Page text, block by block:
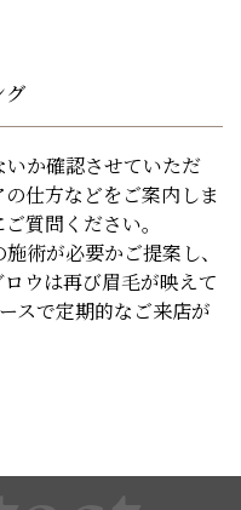
グ
か確認させていただ
仕方などをご案内しま
質問ください。
術が必要かご提案し、
ウは再び眉毛が映えて
スで定期的なご来店が